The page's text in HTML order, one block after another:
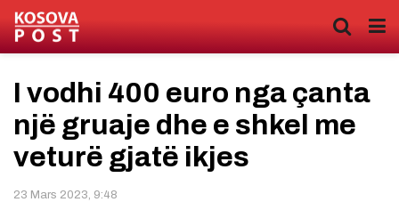
I vodhi 400 euro nga çanta
një gruaje dhe e shkel me
veturë gjatë ikjes
23 Mars 2023, 9:48